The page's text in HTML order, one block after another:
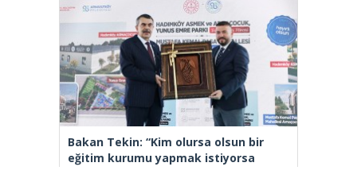
Bakan Tekin: “Kim olursa olsun bir
eğitim kurumu yapmak istiyorsa